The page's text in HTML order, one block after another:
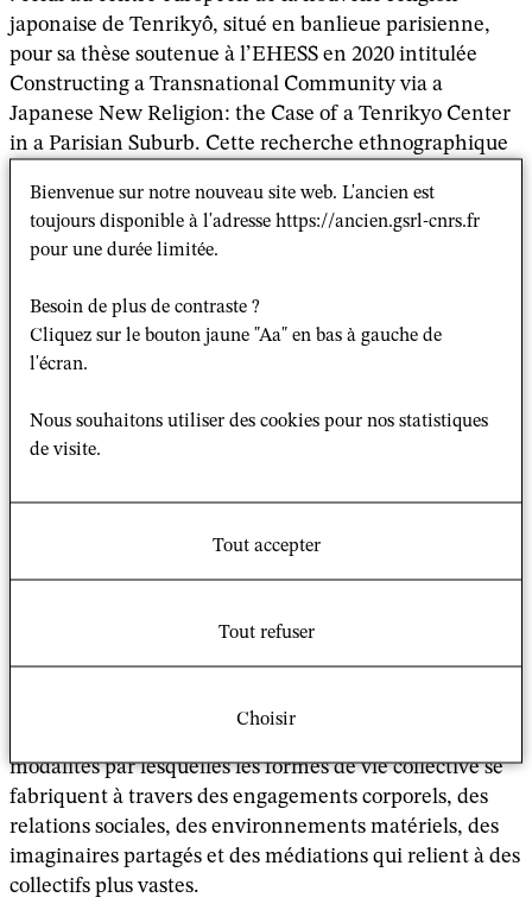
japonaise de Tenrikyô, situé en banlieue parisienne,
pour sa thèse soutenue à l’EHESS en 2020 intitulée
Constructing a Transnational Community via a
Japanese New Religion: the Case of a Tenrikyo Center
in a Parisian Suburb. Cette recherche ethnographique
borné, dispersé et divers constituant une communauté,
nourrie notamment par des pratiques rituelles
partagées, des engagements corporels communs, des
Cette recherche l’a conduite à s’intéresser davantage
par lesquels des formes de proximité, de présence et de
mémoire sont produites, organisées et habitées à
ainsi à produire une continuité relationnelle et
recherche ethnographique sur le Butô dans le nord-
modalités par lesquelles les formes de vie collective se
fabriquent à travers des engagements corporels, des
relations sociales, des environnements matériels, des
imaginaires partagés et des médiations qui relient à des
collectifs plus vastes.
Bienvenue sur notre nouveau site web. L'ancien est
toujours disponible à l'adresse https://ancien.gsrl-cnrs.fr
pour une durée limitée.
Besoin de plus de contraste ?
Cliquez sur le bouton jaune "Aa" en bas à gauche de
l'écran.
Nous souhaitons utiliser des cookies pour nos statistiques
de visite.
Tout accepter
Tout refuser
Choisir